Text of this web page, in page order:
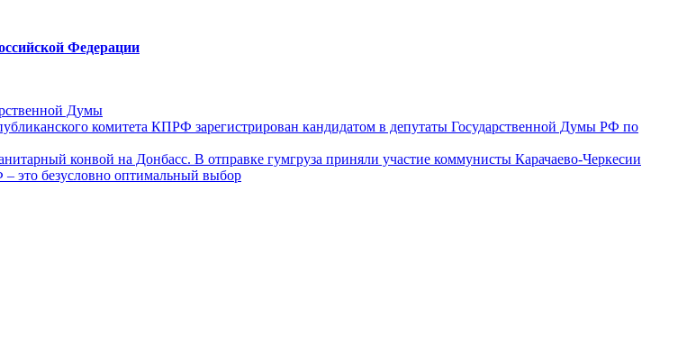
Федерации
Думы
комитета КПРФ зарегистрирован кандидатом в депутаты Государственной Думы РФ по
конвой на Донбасс. В отправке гумгруза приняли участие коммунисты Карачаево-Черкесии
это безусловно оптимальный выбор